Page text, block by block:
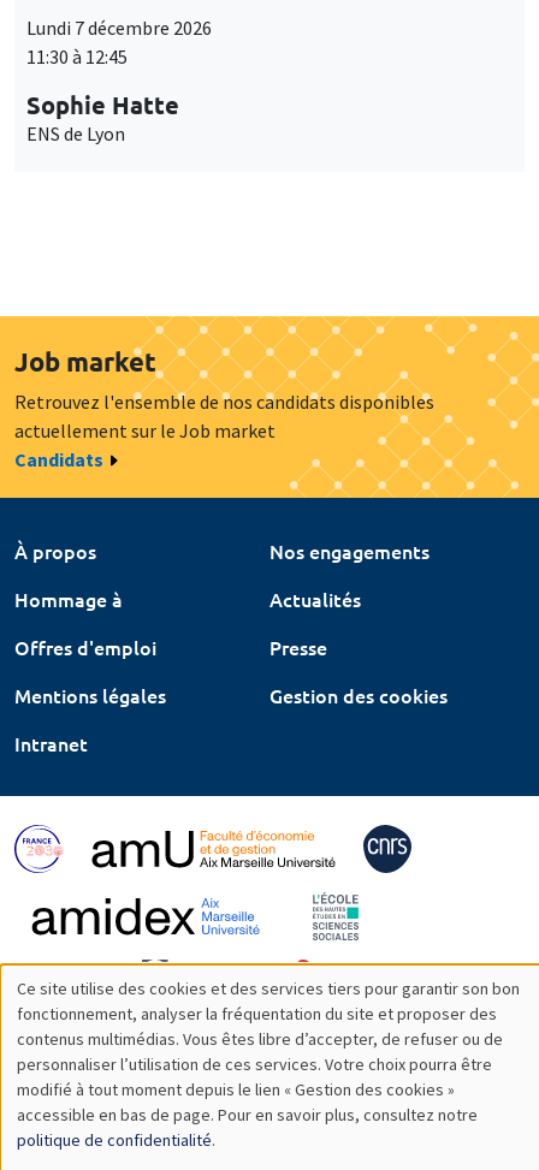
Lundi 7 décembre 2026
11:30 à 12:45
Sophie Hatte
ENS de Lyon
Job market
Retrouvez l'ensemble de nos candidats disponibles
actuellement sur le Job market
Candidats
À propos
Nos engagements
Hommage à
Actualités
Offres d'emploi
Presse
Mentions légales
Gestion des cookies
Intranet
Utilisation
des
données
personnelles
Ce site utilise des cookies et des services tiers pour garantir son bon
fonctionnement, analyser la fréquentation du site et proposer des
contenus multimédias. Vous êtes libre d’accepter, de refuser ou de
personnaliser l’utilisation de ces services. Votre choix pourra être
modifié à tout moment depuis le lien « Gestion des cookies »
accessible en bas de page. Pour en savoir plus, consultez notre
politique de confidentialité.